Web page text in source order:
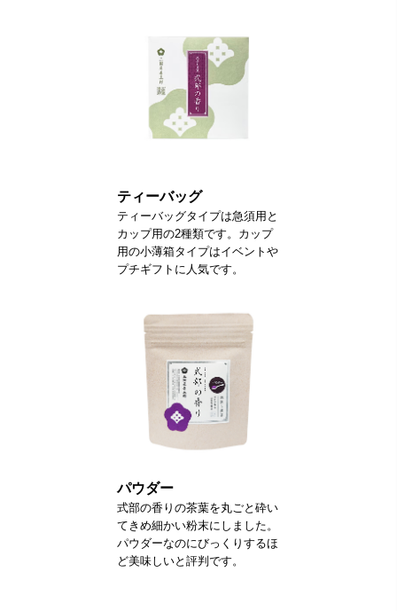
ティーバッグ
ティーバッグタイプは急須用と
カップ用の2種類です。カップ
用の小薄箱タイプはイベントや
プチギフトに人気です。
パウダー
式部の香りの茶葉を丸ごと砕い
てきめ細かい粉末にしました。
パウダーなのにびっくりするほ
ど美味しいと評判です。